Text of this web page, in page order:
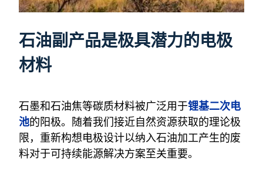
石油副产品是极具潜力的电极
材料
石墨和石油焦等碳质材料被广泛用于锂基二次电
池的阳极。随着我们接近自然资源获取的理论极
限，重新构想电极设计以纳入石油加工产生的废
料对于可持续能源解决方案至关重要。